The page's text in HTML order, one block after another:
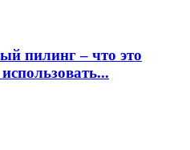
пилинг – что это